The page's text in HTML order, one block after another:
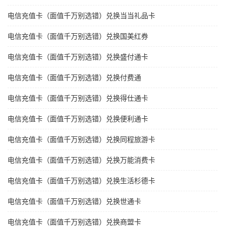
电信充值卡（面值千万别选错）兑换当当礼品卡
电信充值卡（面值千万别选错）兑换国美红券
电信充值卡（面值千万别选错）兑换盛付通卡
电信充值卡（面值千万别选错）兑换付费通
电信充值卡（面值千万别选错）兑换得仕通卡
电信充值卡（面值千万别选错）兑换便利通卡
电信充值卡（面值千万别选错）兑换同程旅游卡
电信充值卡（面值千万别选错）兑换万能消费卡
电信充值卡（面值千万别选错）兑换生活杉德卡
电信充值卡（面值千万别选错）兑换世通卡
电信充值卡（面值千万别选错）兑换商盟卡